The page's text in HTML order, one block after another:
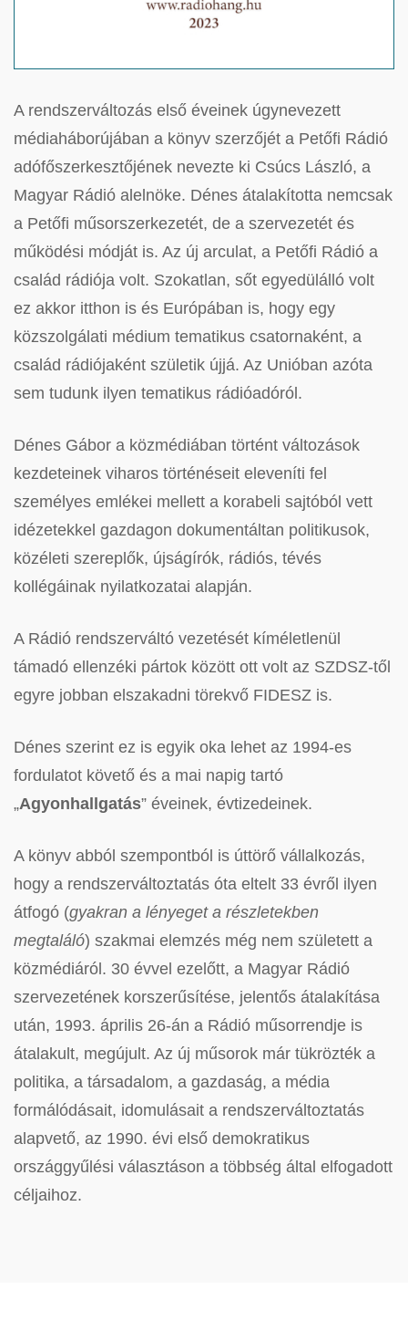
A rendszerváltozás első éveinek úgynevezett
médiaháborújában a könyv szerzőjét a Petőfi Rádió
adófőszerkesztőjének nevezte ki Csúcs László, a
Magyar Rádió alelnöke. Dénes átalakította nemcsak
a Petőfi műsorszerkezetét, de a szervezetét és
működési módját is. Az új arculat, a Petőfi Rádió a
család rádiója volt. Szokatlan, sőt egyedülálló volt
ez akkor itthon is és Európában is, hogy egy
közszolgálati médium tematikus csatornaként, a
család rádiójaként születik újjá. Az Unióban azóta
sem tudunk ilyen tematikus rádióadóról.
Dénes Gábor a közmédiában történt változások
kezdeteinek viharos történéseit eleveníti fel
személyes emlékei mellett a korabeli sajtóból vett
idézetekkel gazdagon dokumentáltan politikusok,
közéleti szereplők, újságírók, rádiós, tévés
kollégáinak nyilatkozatai alapján.
A Rádió rendszerváltó vezetését kíméletlenül
támadó ellenzéki pártok között ott volt az SZDSZ-től
egyre jobban elszakadni törekvő FIDESZ is.
Dénes szerint ez is egyik oka lehet az 1994-es
fordulatot követő és a mai napig tartó
„Agyonhallgatás” éveinek, évtizedeinek.
A könyv abból szempontból is úttörő vállalkozás,
hogy a rendszerváltoztatás óta eltelt 33 évről ilyen
átfogó (gyakran a lényeget a részletekben
megtaláló) szakmai elemzés még nem született a
közmédiáról. 30 évvel ezelőtt, a Magyar Rádió
szervezetének korszerűsítése, jelentős átalakítása
után, 1993. április 26-án a Rádió műsorrendje is
átalakult, megújult. Az új műsorok már tükrözték a
politika, a társadalom, a gazdaság, a média
formálódásait, idomulásait a rendszerváltoztatás
alapvető, az 1990. évi első demokratikus
országgyűlési választáson a többség által elfogadott
céljaihoz.